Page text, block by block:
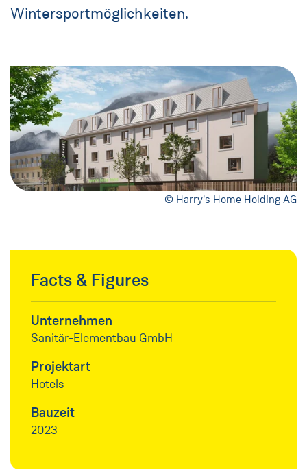
Wintersportmöglichkeiten.
© Harry's Home Holding AG
Facts & Figures
Unternehmen
Sanitär-Elementbau GmbH
Projektart
Hotels
Bauzeit
2023